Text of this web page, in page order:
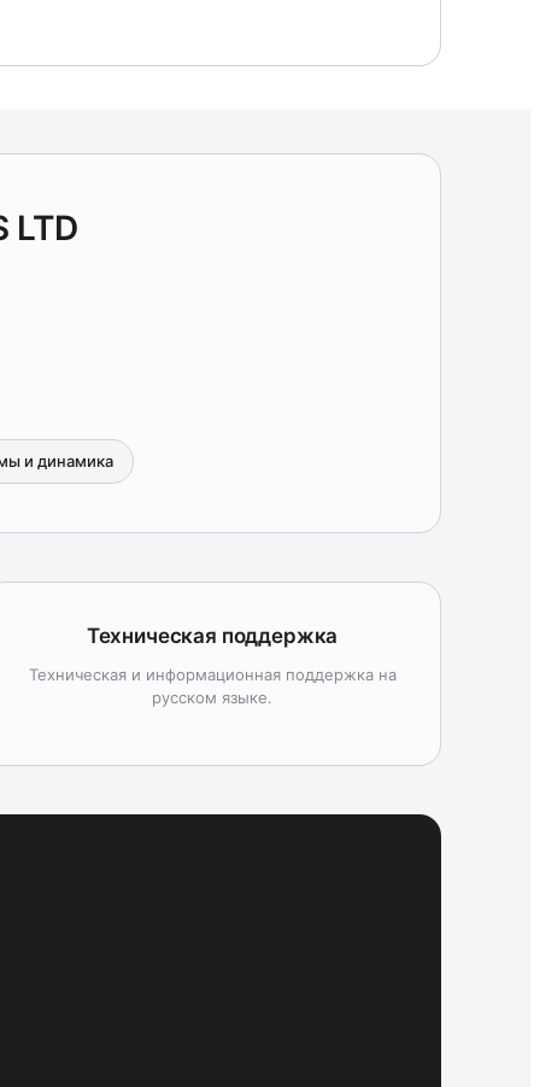
LTD
и динамика
Техническая поддержка
Техническая и информационная поддержка на
русском языке.